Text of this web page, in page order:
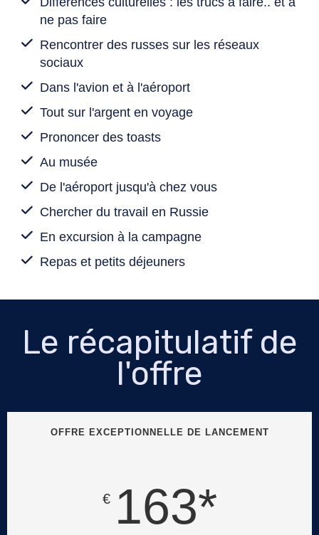
ne pas faire
Rencontrer des russes sur les réseaux
sociaux
Dans l'avion et à l'aéroport
Tout sur l'argent en voyage
Prononcer des toasts
Au musée
De l'aéroport jusqu'à chez vous
Chercher du travail en Russie
En excursion à la campagne
Repas et petits déjeuners
Le récapitulatif de
l'offre
OFFRE EXCEPTIONNELLE DE LANCEMENT
€ 163*